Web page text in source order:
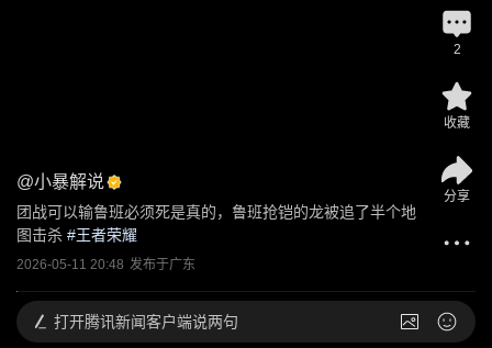
@小暴解说
团战可以输鲁班必须死是真的，鲁班抢铠的龙被追了半个地
图击杀 #王者荣耀
2026-05-11 20:48 发布于广东
2
收藏
分享
打开腾讯新闻客户端说两句